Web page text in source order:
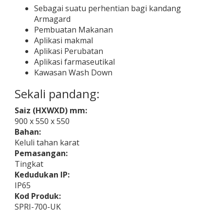
Sebagai suatu perhentian bagi kandang
Armagard
Pembuatan Makanan
Aplikasi makmal
Aplikasi Perubatan
Aplikasi farmaseutikal
Kawasan Wash Down
Sekali pandang:
Saiz (HXWXD) mm:
900 x 550 x 550
Bahan:
Keluli tahan karat
Pemasangan:
Tingkat
Kedudukan IP:
IP65
Kod Produk:
SPRI-700-UK